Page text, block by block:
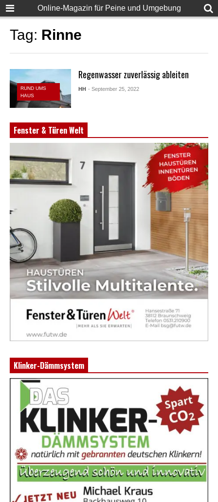
Online-Magazin für Peine und Umgebung
Tag: Rinne
RUND UMS
HAUS
Regenwasser zuverlässig ableiten
HH - September 25, 2022
Fenster & Türen Welt
Klinker-Dämmsystem